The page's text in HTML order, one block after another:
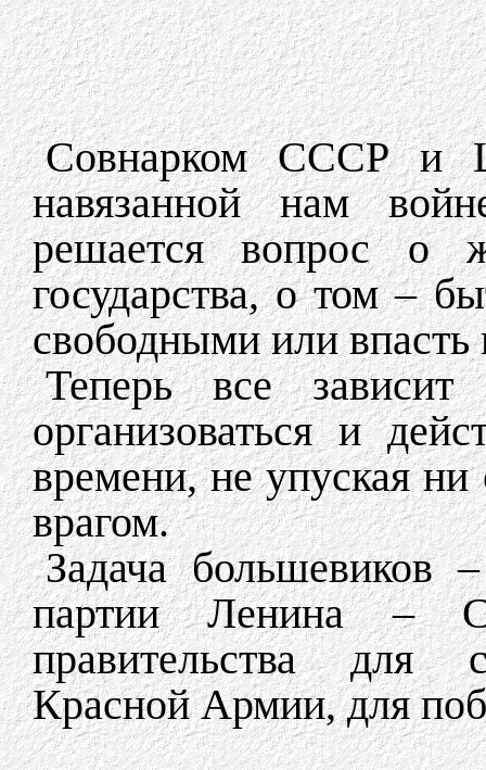
Совнарком СССР и
навязанной нам
решается вопрос о
государства, о том –
свободными или
Теперь все
организоваться и
времени, не упуская
врагом.
Задача большевиков
партии Ленина –
правительства для
Красной Армии, для